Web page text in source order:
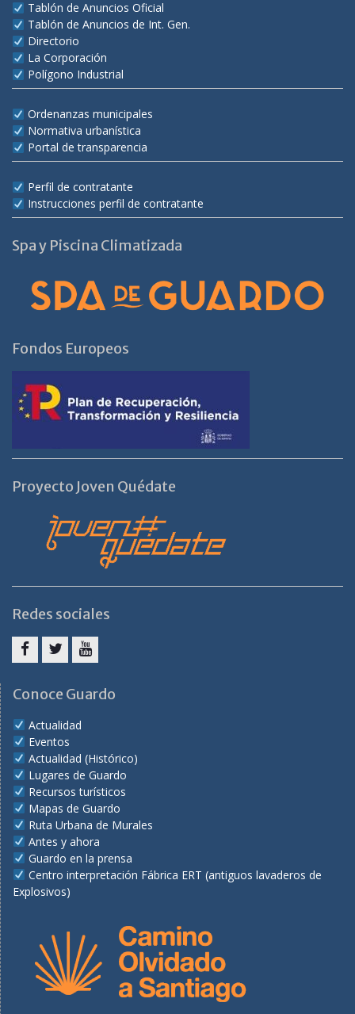
Tablón de Anuncios Oficial
Tablón de Anuncios de Int. Gen.
Directorio
La Corporación
Polígono Industrial
Ordenanzas municipales
Normativa urbanística
Portal de transparencia
Perfil de contratante
Instrucciones perfil de contratante
Spa y Piscina Climatizada
Fondos Europeos
Proyecto Joven Quédate
Redes sociales
Conoce Guardo
Actualidad
Eventos
Actualidad (Histórico)
Lugares de Guardo
Recursos turísticos
Mapas de Guardo
Ruta Urbana de Murales
Antes y ahora
Guardo en la prensa
Centro interpretación Fábrica ERT (antiguos lavaderos de
Explosivos)